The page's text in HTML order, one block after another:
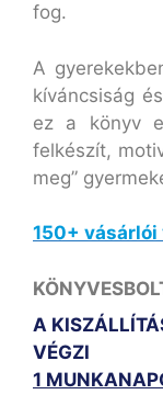
fog.
A
kíváncsiság
ez a könyv
felkészít,
meg”
150+
A
VÉGZI
1